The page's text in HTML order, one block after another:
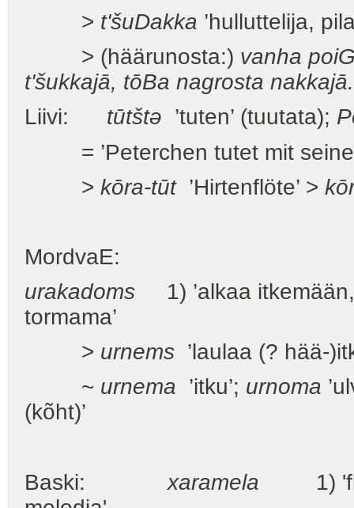
> t'šuDakka ’hulluttelija,
> (häärunosta:) vanha poi
t'šukkajā, tōBa nagrosta
Liivi: tūtštə ’tuten’ (tuutata);
= ’Peterchen tutet mit seiner
> kōra-tūt’Hirtenflöte’ >
MordvaE:
urakadoms 1) ’alkaa itkemään,
tormama’
> urnems ’laulaa (? hää-
~ urnema ’itku’; urnoma
(kõht)’
Baski: xaramela 1)